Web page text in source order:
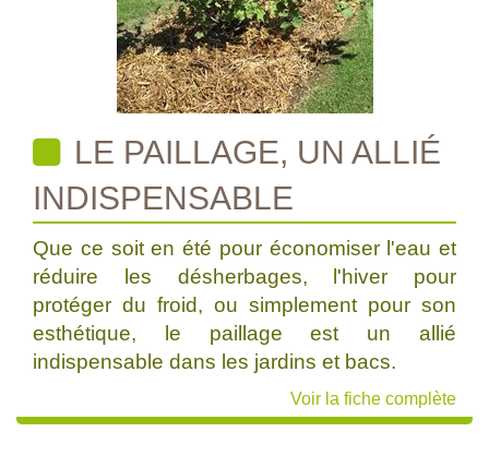
LE PAILLAGE, UN ALLIÉ
INDISPENSABLE
Que ce soit en été pour économiser l'eau et
réduire les désherbages, l'hiver pour
protéger du froid, ou simplement pour son
esthétique, le paillage est un allié
indispensable dans les jardins et bacs.
Voir la fiche complète